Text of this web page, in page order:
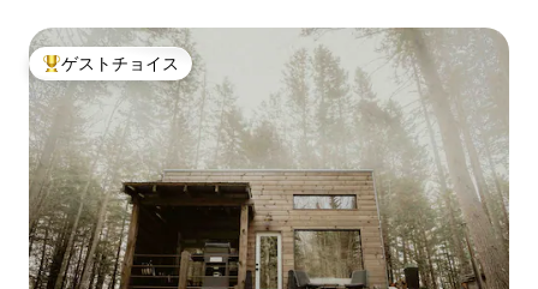
大好評のゲストチョイスです。
ゲストチョイス